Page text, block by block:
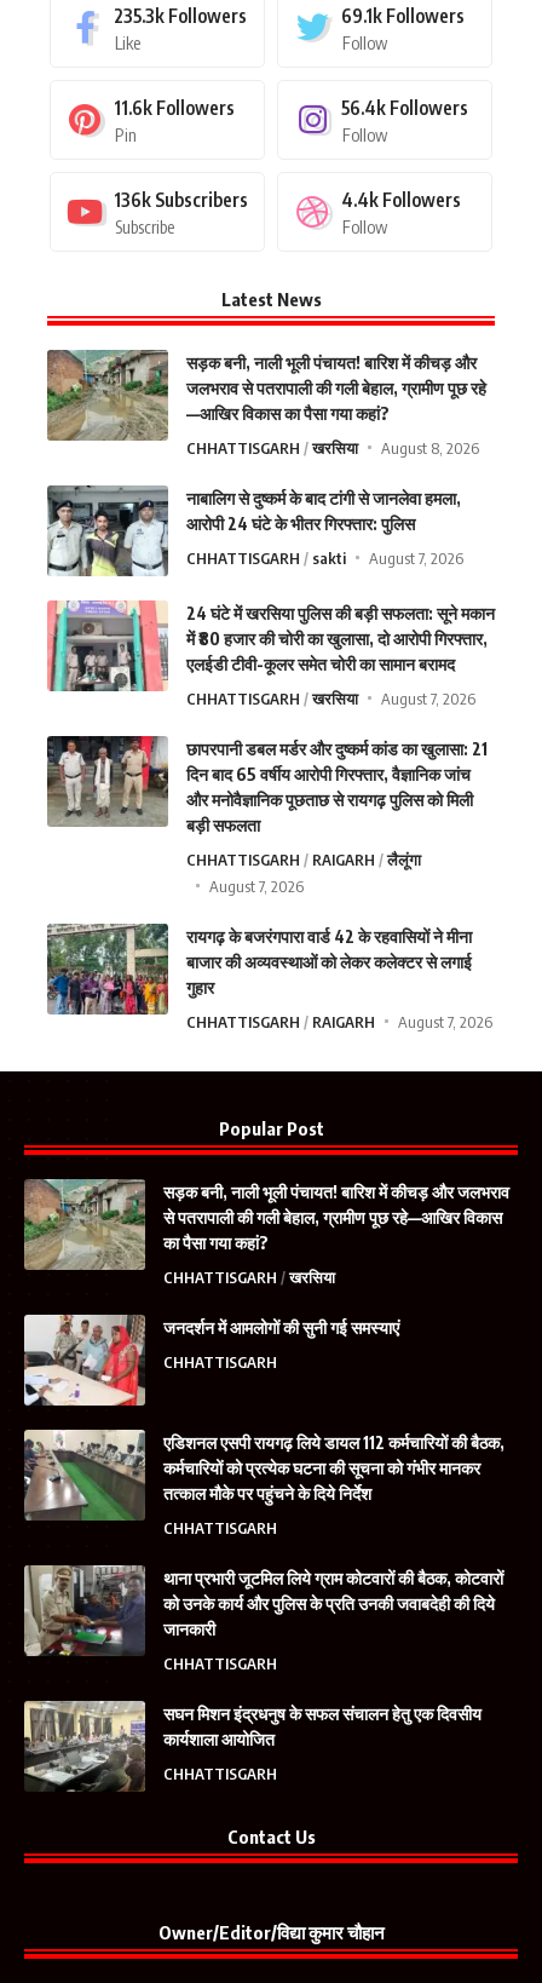
235.3k Followers
Like
69.1k Followers
Follow
11.6k Followers
Pin
56.4k Followers
Follow
136k Subscribers
Subscribe
4.4k Followers
Follow
Latest News
सड़क बनी, नाली भूली पंचायत! बारिश में कीचड़ और
जलभराव से पतरापाली की गली बेहाल, ग्रामीण पूछ रहे
—आखिर विकास का पैसा गया कहां?
CHHATTISGARH खरसिया August 8, 2026
नाबालिग से दुष्कर्म के बाद टांगी से जानलेवा हमला,
आरोपी 24 घंटे के भीतर गिरफ्तार: पुलिस
CHHATTISGARH sakti August 7, 2026
24 घंटे में खरसिया पुलिस की बड़ी सफलता: सूने मकान
में ₹80 हजार की चोरी का खुलासा, दो आरोपी गिरफ्तार,
एलईडी टीवी-कूलर समेत चोरी का सामान बरामद
CHHATTISGARH खरसिया August 7, 2026
छापरपानी डबल मर्डर और दुष्कर्म कांड का खुलासा: 21
दिन बाद 65 वर्षीय आरोपी गिरफ्तार, वैज्ञानिक जांच
और मनोवैज्ञानिक पूछताछ से रायगढ़ पुलिस को मिली
बड़ी सफलता
CHHATTISGARH RAIGARH
लैलूंगा
August 7, 2026
रायगढ़ के बजरंगपारा वार्ड 42 के रहवासियों ने मीना
बाजार की अव्यवस्थाओं को लेकर कलेक्टर से लगाई
गुहार
CHHATTISGARH RAIGARH August 7, 2026
Popular Post
सड़क बनी, नाली भूली पंचायत! बारिश में कीचड़ और जलभराव
से पतरापाली की गली बेहाल, ग्रामीण पूछ रहे—आखिर विकास
का पैसा गया कहां?
CHHATTISGARH खरसिया
जनदर्शन में आमलोगों की सुनी गई समस्याएं
CHHATTISGARH
एडिशनल एसपी रायगढ़ लिये डायल 112 कर्मचारियों की बैठक,
कर्मचारियों को प्रत्येक घटना की सूचना को गंभीर मानकर
तत्काल मौके पर पहुंचने के दिये निर्देश
CHHATTISGARH
थाना प्रभारी जूटमिल लिये ग्राम कोटवारों की बैठक, कोटवारों
को उनके कार्य और पुलिस के प्रति उनकी जवाबदेही की दिये
जानकारी
CHHATTISGARH
सघन मिशन इंद्रधनुष के सफल संचालन हेतु एक दिवसीय
कार्यशाला आयोजित
CHHATTISGARH
Contact Us
Owner/Editor/विद्या कुमार चौहान